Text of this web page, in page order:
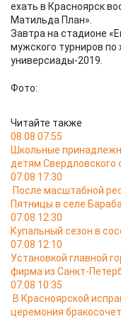
ехать в Красноярск
Матильда План».
Завтра на стадионе
мужского турниров
универсиады-2019.
Фото:
Читайте также
08.08 07:55
Школьные
детям Свердловского
07.08 17:30
После масштабной
Пятницы в селе
07.08 12:30
Купальный сезон в
07.08 12:10
Установкой главной
фирма из Санкт-
07.08 10:35
В Красноярской
церемония